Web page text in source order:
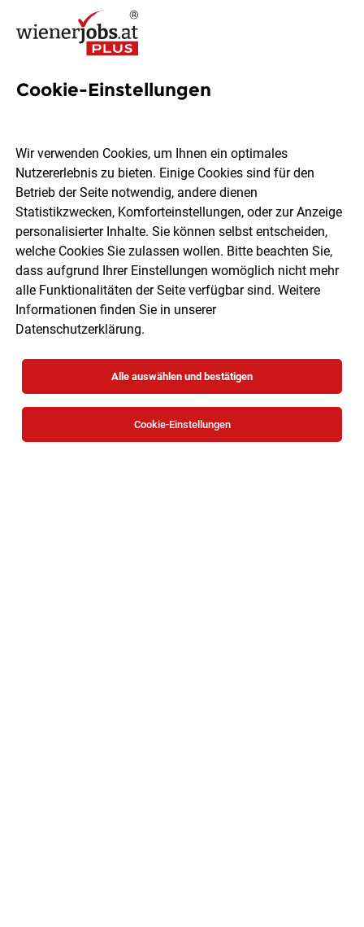
Fachärztin:Facharzt für
Nacht- und
Wochenenddienste
Ambulatorium Döbling
Wien Teilzeit 03.08.2026
Cookie-Einstellungen
Wir verwenden Cookies, um Ihnen ein optimales
Nutzererlebnis zu bieten. Einige Cookies sind für den
Betrieb der Seite notwendig, andere dienen
Statistikzwecken, Komforteinstellungen, oder zur Anzeige
personalisierter Inhalte. Sie können selbst entscheiden,
welche Cookies Sie zulassen wollen. Bitte beachten Sie,
dass aufgrund Ihrer Einstellungen womöglich nicht mehr
alle Funktionalitäten der Seite verfügbar sind. Weitere
Informationen finden Sie in unserer
Datenschutzerklärung.
Alle auswählen und bestätigen
Cookie-Einstellungen